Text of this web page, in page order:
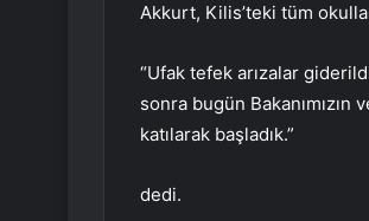
Akkurt, Kilis’teki tüm
“Ufak tefek arızalar
sonra bugün
katılarak başladık.”
dedi.